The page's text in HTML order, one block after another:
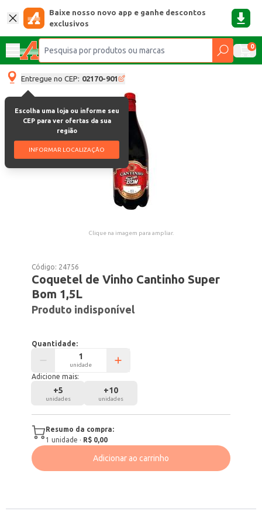
Baixe nosso novo app e ganhe descontos
exclusivos
0
Entregue no CEP: 02170-901
Escolha uma loja ou informe seu
CEP para ver ofertas da sua
região
INFORMAR LOCALIZAÇÃO
Clique na imagem para ampliar.
Código: 24756
Coquetel de Vinho Cantinho Super
Bom 1,5L
Produto indisponível
Quantidade:
unidade
Adicione mais:
+5
unidades
+10
unidades
Resumo da compra:
1 unidade · R$ 0,00
Adicionar ao carrinho